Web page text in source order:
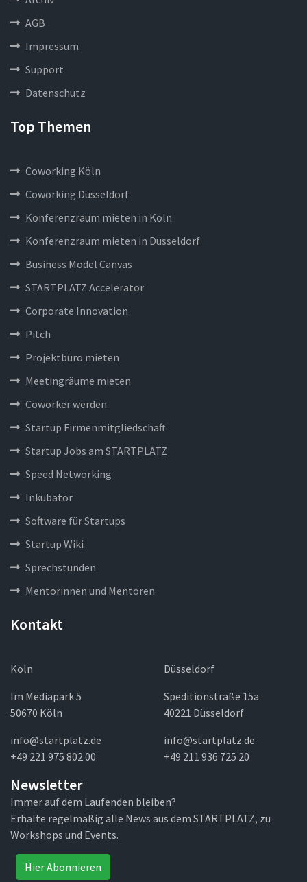
AGB
Impressum
Support
Datenschutz
Top Themen
Coworking Köln
Coworking Düsseldorf
Konferenzraum mieten in Köln
Konferenzraum mieten in Düsseldorf
Business Model Canvas
STARTPLATZ Accelerator
Corporate Innovation
Pitch
Projektbüro mieten
Meetingräume mieten
Coworker werden
Startup Firmenmitgliedschaft
Startup Jobs am STARTPLATZ
Speed Networking
Inkubator
Software für Startups
Startup Wiki
Sprechstunden
Mentorinnen und Mentoren
Kontakt
Köln
Im Mediapark 5
50670 Köln
info@startplatz.de
+49 221 975 802 00
Düsseldorf
Speditionstraße 15a
40221 Düsseldorf
info@startplatz.de
+49 211 936 725 20
Newsletter
Immer auf dem Laufenden bleiben?
Erhalte regelmäßig alle News aus dem STARTPLATZ, zu
Workshops und Events.
Hier Abonnieren